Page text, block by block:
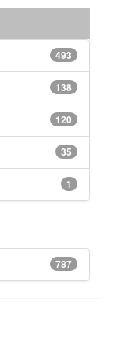
493
138
120
35
1
787